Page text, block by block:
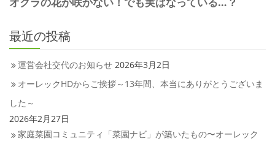
最近の投稿
運営会社交代のお知らせ 2026年3月2日
オーレックHDからご挨拶～13年間、本当にありがとうございま
した～
2026年2月27日
家庭菜園コミュニティ「菜園ナビ」が築いたもの〜オーレック